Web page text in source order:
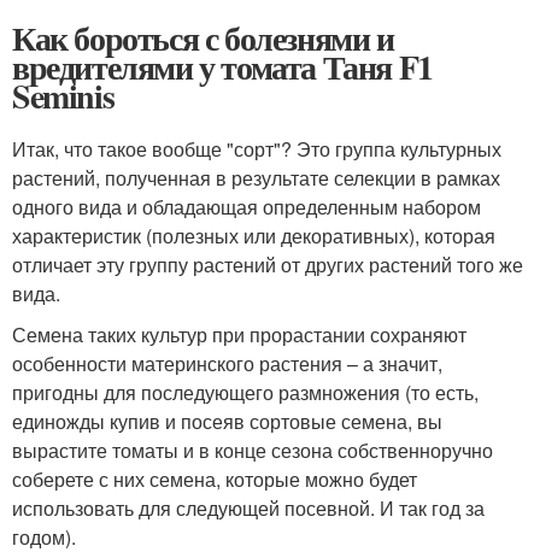
Как бороться с болезнями и
вредителями у томата Таня F1
Seminis
Итак, что такое вообще "сорт"? Это группа культурных
растений, полученная в результате селекции в рамках
одного вида и обладающая определенным набором
характеристик (полезных или декоративных), которая
отличает эту группу растений от других растений того же
вида.
Семена таких культур при прорастании сохраняют
особенности материнского растения – а значит,
пригодны для последующего размножения (то есть,
единожды купив и посеяв сортовые семена, вы
вырастите томаты и в конце сезона собственноручно
соберете с них семена, которые можно будет
использовать для следующей посевной. И так год за
годом).